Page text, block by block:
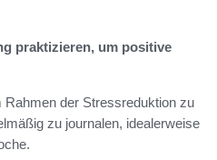
praktizieren, um positive
der Stressreduktion zu
zu journalen, idealerweise